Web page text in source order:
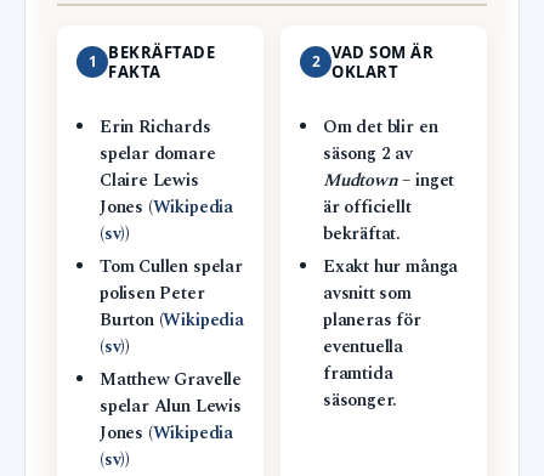
1
BEKRÄFTADE
FAKTA
Erin Richards
spelar domare
Claire Lewis
Jones (Wikipedia
(sv))
Tom Cullen spelar
polisen Peter
Burton (Wikipedia
(sv))
Matthew Gravelle
spelar Alun Lewis
Jones (Wikipedia
(sv))
2 VAD SOM ÄR
OKLART
Om det blir en
säsong 2 av
Mudtown– inget
är officiellt
bekräftat.
Exakt hur många
avsnitt som
planeras för
eventuella
framtida
säsonger.